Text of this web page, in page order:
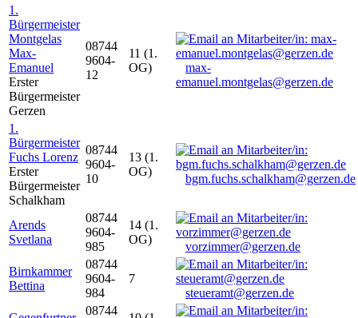
1.
Bürgermeister
Montgelas
Max-
Emanuel
Erster
Bürgermeister
Gerzen
08744
9604-
12
11 (1.
OG)
max-
emanuel.montgelas@gerzen.de
1.
Bürgermeister
Fuchs Lorenz
Erster
Bürgermeister
Schalkham
08744
9604-
10
13 (1.
OG)
bgm.fuchs.schalkham@gerzen.de
Arends
Svetlana
08744
9604-
985
14 (1.
OG)
vorzimmer@gerzen.de
Birnkammer
Bettina
08744
9604-
984
7
steueramt@gerzen.de
08744